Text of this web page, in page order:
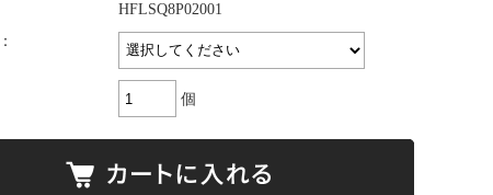
HFLSQ8P02001
個